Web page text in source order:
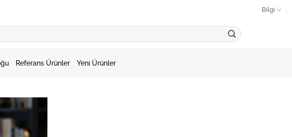
Bilgi
Referans Ürünler Yeni Ürünler